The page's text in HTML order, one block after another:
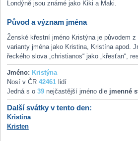
Londýně jsou známé jako Kiki a Maki.
Původ a význam jména
Ženské křestní jméno Kristýna je původem
varianty jména jako Kristina, Kristína apod.
řeckého slova „christianos“ jako „křesťan“,
Jméno: Kristýna
Nosí v ČR 42461lidí
Jedná s o 39nejčastější jméno dle jmenné
Další svátky v tento den:
Kristina
Kristen